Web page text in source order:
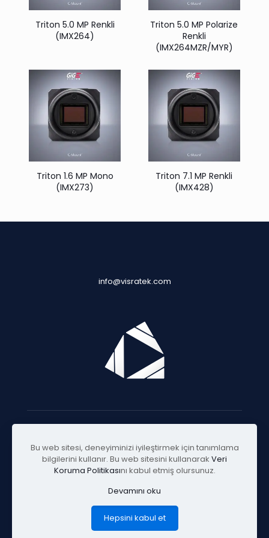
Triton 5.0 MP Renkli
(IMX264)
Triton 5.0 MP Polarize
Renkli
(IMX264MZR/MYR)
Triton 1.6 MP Mono
(IMX273)
Triton 7.1 MP Renkli
(IMX428)
info@visratek.com
© 2025 Visratek
Bu web sitesi, deneyiminizi iyileştirmek için tanımlama
bilgilerini kullanır. Bu web sitesini kullanarak Veri
Koruma Politikasını kabul etmiş olursunuz.
Devamını oku
Hepsini kabul et